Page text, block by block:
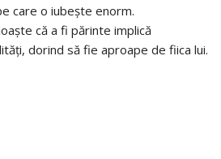
care o iubește enorm.
că a fi părinte implică
dorind să fie aproape de fiica lui.